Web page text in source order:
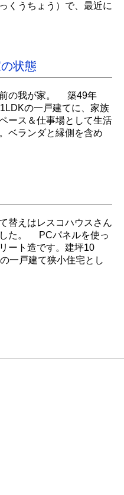
くうちょう）で、最近に
状態
の我が家。 築49年
1LDKの一戸建てに、家族
ース＆仕事場として生活
ベランダと縁側を含め
替えはレスコハウスさん
た。 PCパネルを使っ
ート造です。建坪10
一戸建て狭小住宅とし